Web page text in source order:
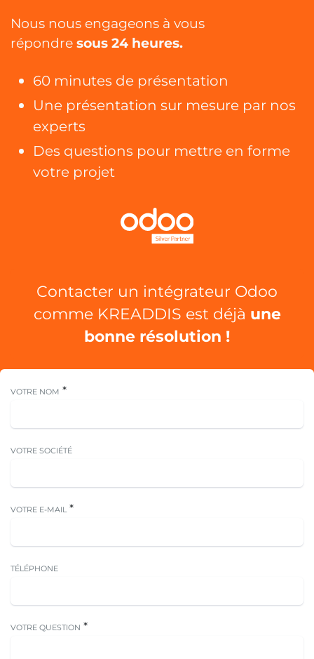
Nous nous engageons à vous
répondre sous 24 heures.
60 minutes de présentation
Une présentation sur mesure par nos
experts
Des questions pour mettre en forme
votre projet
Contacter un intégrateur Odoo
comme KREADDIS est déjà une
bonne résolution !
VOTRE NOM *
VOTRE SOCIÉTÉ
VOTRE E-MAIL *
TÉLÉPHONE
VOTRE QUESTION *